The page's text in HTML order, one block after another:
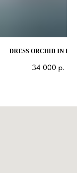
DRESS ORCHID IN
34 000 р.